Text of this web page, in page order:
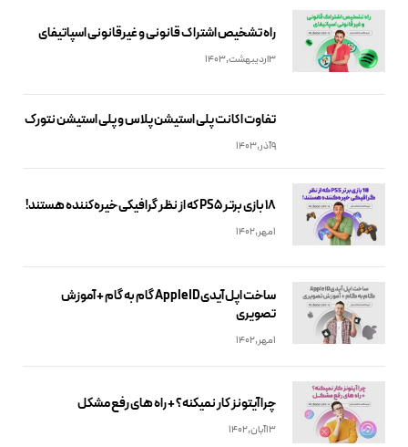
راه تشخیص اشتراک قانونی و غیرقانونی اسپاتیفای
3اردیبهشت,1403
تفاوت اکانت پلی استیشن پلاس و پلی استیشن نتورک
9آذر,1403
18 بازی برتر PS5 که از نظر گرافیکی خیره‌کننده هستند!
1مهر,1402
ساخت اپل آیدیApple ID گام به گام + آموزش
تصویری
1مهر,1402
چرا آیتونز کار نمیکنه؟ + راه های رفع مشکل
13آبان,1402